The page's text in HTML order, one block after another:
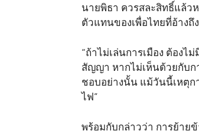
นายพิธา ควรสละสิทธิ์แล้ว
ตัวแทนของเพื่อไทยที่อ้างถึ
“ถ้าไม่เล่นการเมือง ต้องไ
สัญญา หากไม่เห็นด้วยกับก
ชอบอย่างนั้น แม้วันนี้เหตุก
ไฟ”
พร้อมกับกล่าวว่า การย้าย